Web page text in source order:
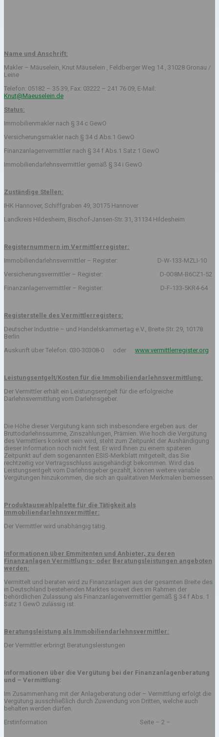
Name und Anschrift:
Makler – Mäuselein, Knut Mäuselein , Feldberger Weg 14 , 31028 Gronau /
Leine
Telefon: 05182 – 35 39, Fax: 03222 – 241 76 09, E-Mail:
Knut@Maeuselein.de
Status:
Immobilienmakler nach § 34 c GewO
Versicherungsmakler nach § 34 d Abs.1 GewO
Finanzanlagenvermittler nach § 34 f Abs.1 Satz 1 GewO
Immobiliendarlehnsvermittler gemäß § 34 i GewO
Zuständige Stellen:
IHK Hannover, Schiffgraben 49, 30175 Hannover
Landkreis Hildesheim, Bischof-Jansen-Str. 31, 31134 Hildesheim
Registernummern im Vermittlerregister:
Immobiliendarlehnsvermittler – Register: D-W-133-MZLI-10
Versicherungsvermittler – Register: D-0O8M-B6CZ1-52
Finanzanlagenvermittler – Register: D-F-133-5KR4-64
Registerstelle des Vermittlerregisters:
Deutscher Industrie – und Handelskammertag e.V., Breite Str. 29, 10178
Berlin
Auskunft über Telefon: 030-30308-0 oder www.vermittlerregister.org
Leistungsentgelt/Kosten für die Immobiliendarlehnsvermittlung:
Der Vermittler erhält ein Leistungsentgelt für die erfolgreiche
Darlehnsvermittlung vom Darlehnsgeber.
Die Höhe dieser Vergütung kann sich insbesondere ergeben aus: der
Bruttodarlehnssumme, Zinszahlungen, Prämien. Wie hoch die Vergütung
des Vermittlers konkret sein wird, steht zum Zeitpunkt der Aushändigung
dieser Information noch nicht fest. Er wird Ihnen zu einem späteren
Zeitpunkt auf dem sogenannten ESIS-Merkblatt mitgeteilt, das Sie
rechtzeitig vor Vertragsschluss ausgehändigt bekommen. Wird das
Leistungsentgelt vom Darlehnsgeber gezahlt, können weitere variable
Vergütungen hinzukommen, die sich an qualitativen Merkmalen bemessen.
Produktauswahlpalette für die Tätigkeit als
Immobiliendarlehnsvermittler:
Der Vermittler wird unabhängig tätig.
Informationen über Emmitenten und Anbieter, zu deren
Finanzanlagen Vermittlungs- oder Beratungsleistungen angeboten
werden:
Vermittelt und beraten wird zu Finanzanlagen aus der gesamten Breite des
in Deutschland bestehenden Marktes soweit dies im Rahmen der
behördlichen Zulassung als Finanzanlagenvermittler gemäß § 34 f Abs. 1
Satz 1 GewO zulässig ist.
Beratungsleistung als Immobiliendarlehnsvermittler:
Der Vermittler erbringt Beratungsleistungen
Informationen über die Vergütung bei der Finanzanlagenberatung
und – Vermittlung:
Im Zusammenhang mit der Anlageberatung oder – Vermittlung erfolgt die
Vergütung ausschließlich durch Zuwendung von Dritten, welche auch
behalten werden dürfen.
Erstinformation Seite – 2 –